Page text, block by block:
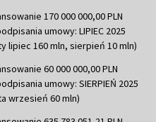
170 000 000,00 PLN
umowy: LIPIEC 2025
lipiec 160 mln, sierpień 10 mln)
60 000 000,00 PLN
umowy: SIERPIEŃ 2025
wrzesień 60 mln)